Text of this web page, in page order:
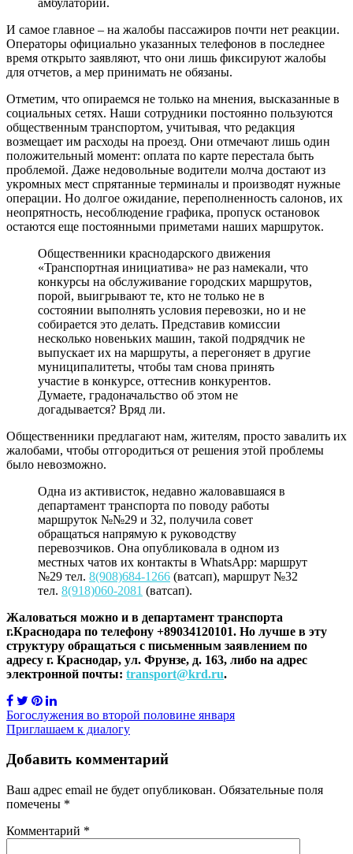
И самое главное – на жалобы пассажиров почти нет реакции.
Операторы официально указанных телефонов в последнее
время открыто заявляют, что они лишь фиксируют жалобы
для отчетов, а мер принимать не обязаны.
Отметим, что опираемся не только на мнения, высказанные в
социальных сетях. Наши сотрудники постоянно пользуются
общественным транспортом, учитывая, что редакция
возмещает им расходы на проезд. Они отмечают лишь один
положительный момент: оплата по карте перестала быть
проблемой. Даже недовольные водители молча достают из
укромных мест спрятанные терминалы и производят нужные
операции. Но долгое ожидание, переполненность салонов, их
неопрятность, несоблюдение графика, пропуск остановок
остаются еще постоянными приметами наших маршруток.
Общественники краснодарского движения
«Транспортная инициатива» не раз намекали, что
конкурсы на обслуживание городских маршрутов,
порой, выигрывают те, кто не только не в
состоянии выполнять условия перевозки, но и не
собирается это делать. Представив комиссии
несколько новеньких машин, такой подрядчик не
выпускает их на маршруты, а перегоняет в другие
муниципалитеты, чтобы там снова принять
участие в конкурсе, оттеснив конкурентов.
Думаете, градоначальство об этом не
догадывается? Вряд ли.
Общественники предлагают нам, жителям, просто завалить их
жалобами, чтобы отгородиться от решения этой проблемы
было невозможно.
Одна из активисток, недавно жаловавшаяся в
департамент транспорта по поводу работы
маршруток №№29 и 32, получила совет
обращаться напрямую к руководству
перевозчиков. Она опубликовала в одном из
местных чатов их контакты в WhatsApp: маршрут
№29 тел. 8(908)684-1266 (ватсап), маршрут №32
тел. 8(918)060-2081 (ватсап).
Жаловаться можно и в департамент транспорта
г.Краснодара по телефону +89034120101. Но лучше в эту
структуру обращаться с письменным заявлением по
адресу г. Краснодар, ул. Фрунзе, д. 163, либо на адрес
электронной почты: transport@krd.ru.
Навигация
по
записям
Богослужения во второй половине января
Приглашаем к диалогу
Добавить комментарий
Ваш адрес email не будет опубликован. Обязательные поля
помечены *
Комментарий *